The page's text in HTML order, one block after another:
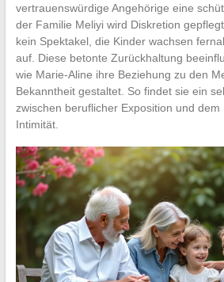
vertrauenswürdige Angehörige eine
der Familie Meliyi wird Diskretion
kein Spektakel, die Kinder wachsen
auf. Diese betonte Zurückhaltung
wie Marie-Aline ihre Beziehung zu den
Bekanntheit gestaltet. So findet sie ein
zwischen beruflicher Exposition und
Intimität.